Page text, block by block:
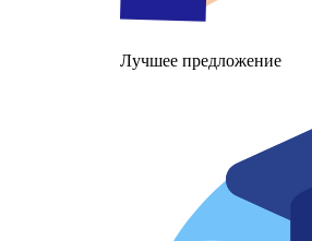
Лучшее предложение